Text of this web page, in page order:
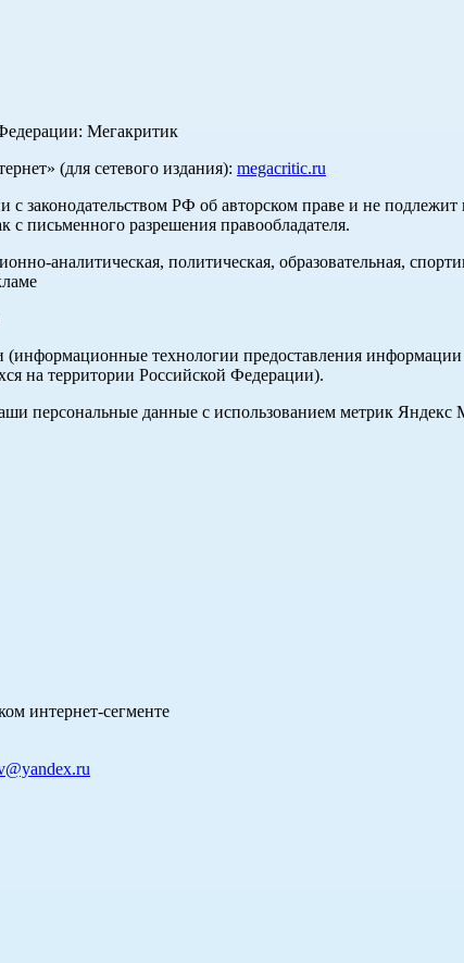
Мегакритик
(для сетевого издания): megacritic.ru
с законодательством РФ об авторском праве и не
с письменного разрешения правообладателя.
аналитическая, политическая, образовательная,
технологии предоставления информации
на территории Российской Федерации).
персональные данные с использованием метрик Яндекс
интернет-сегменте